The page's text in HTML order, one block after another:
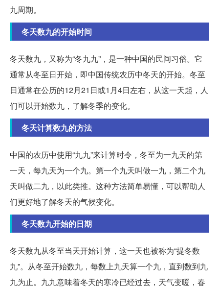
九周期。
冬天数九的开始时间
冬天数九，又称为“冬九九”，是一种中国的民间习俗。它
通常从冬至日开始，即中国传统农历中冬天的开始。冬至
日通常在公历的12月21日或1月4日左右，从这一天起，人
们可以开始数九，了解冬季的变化。
冬天计算数九的方法
中国的农历中使用“九九”来计算时令，冬至为一九天的第
一天，每九天为一个九。第一个九天叫做一九，第二个九
天叫做二九，以此类推。这种方法简单易懂，可以帮助人
们更好地了解冬天的气候变化。
冬天数九开始的日期
冬天数九从冬至当天开始计算，这一天也被称为“提冬数
九”。从冬至开始数九，每数上九天算一个九，直到数到九
九为止。九九意味着冬天的寒冷已经过去，天气变暖，春